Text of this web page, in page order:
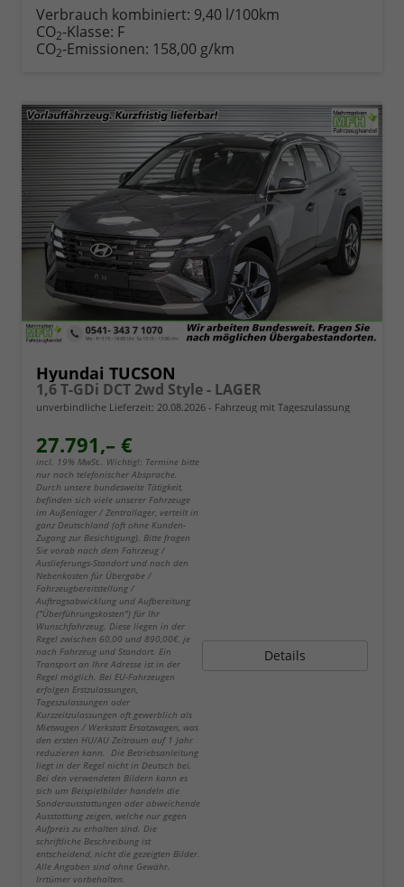
Verbrauch kombiniert: 9,40 l/100km
CO2-Klasse: F
CO2-Emissionen: 158,00 g/km
Hyundai TUCSON
1,6 T-GDi DCT 2wd Style - LAGER
unverbindliche Lieferzeit: 20.08.2026 Fahrzeug mit Tageszulassung
27.791,– €
incl. 19% MwSt.. Wichtig!: Termine bitte
nur nach telefonischer Absprache.
Durch unsere bundesweite Tätigkeit,
befinden sich viele unserer Fahrzeuge
im Außenlager / Zentrallager, verteilt in
ganz Deutschland (oft ohne Kunden-
Zugang zur Besichtigung). Bitte fragen
Sie vorab nach dem Fahrzeug /
Auslieferungs-Standort und nach den
Nebenkosten für Übergabe /
Fahrzeugbereitstellung /
Auftragsabwicklung und Aufbereitung
("Überführungskosten") für Ihr
Wunschfahrzeug. Diese liegen in der
Regel zwischen 60,00 und 890,00€, je
nach Fahrzeug und Standort. Ein
Transport an Ihre Adresse ist in der
Regel möglich. Bei EU-Fahrzeugen
erfolgen Erstzulassungen,
Tageszulassungen oder
Kurzzeitzulassungen oft gewerblich als
Mietwagen / Werkstatt Ersatzwagen, was
den ersten HU/AU Zeitraum auf 1 Jahr
reduzieren kann. Die Betriebsanleitung
liegt in der Regel nicht in Deutsch bei.
Bei den verwendeten Bildern kann es
sich um Beispielbilder handeln die
Sonderausstattungen oder abweichende
Ausstattung zeigen, welche nur gegen
Aufpreis zu erhalten sind. Die
schriftliche Beschreibung ist
entscheidend, nicht die gezeigten Bilder.
Alle Angaben sind ohne Gewähr.
Irrtümer vorbehalten.
Details